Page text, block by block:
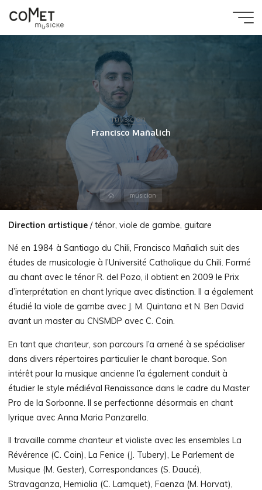
contenu
Musicke
musician
Francisco Mañalich
Accueilmusician
Direction artistique / ténor, viole de gambe, guitare
Né en 1984 à Santiago du Chili, Francisco Mañalich suit des
études de musicologie à l’Université Catholique du Chili. Formé
au chant avec le ténor R. del Pozo, il obtient en 2009 le Prix
d’interprétation en chant lyrique avec distinction. Il a également
étudié la viole de gambe avec J. M. Quintana et N. Ben David
avant un master au CNSMDP avec C. Coin.
En tant que chanteur, son parcours l’a amené à se spécialiser
dans divers répertoires particulier le chant baroque. Son
intérêt pour la musique ancienne l’a également conduit à
étudier le style médiéval Renaissance dans le cadre du Master
Pro de la Sorbonne. Il se perfectionne désormais en chant
lyrique avec Anna Maria Panzarella.
Il travaille comme chanteur et violiste avec les ensembles La
Révérence (C. Coin), La Fenice (J. Tubery), Le Parlement de
Musique (M. Gester), Correspondances (S. Daucé),
Stravaganza, Hemiolia (C. Lamquet), Faenza (M. Horvat),